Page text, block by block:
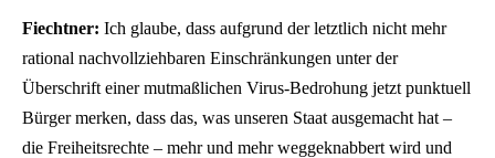
Fiechtner: Ich glaube, dass aufgrund der letztlich nicht mehr
rational nachvollziehbaren Einschränkungen unter der
Überschrift einer mutmaßlichen Virus-Bedrohung jetzt punktuell
Bürger merken, dass das, was unseren Staat ausgemacht hat –
die Freiheitsrechte – mehr und mehr weggeknabbert wird und